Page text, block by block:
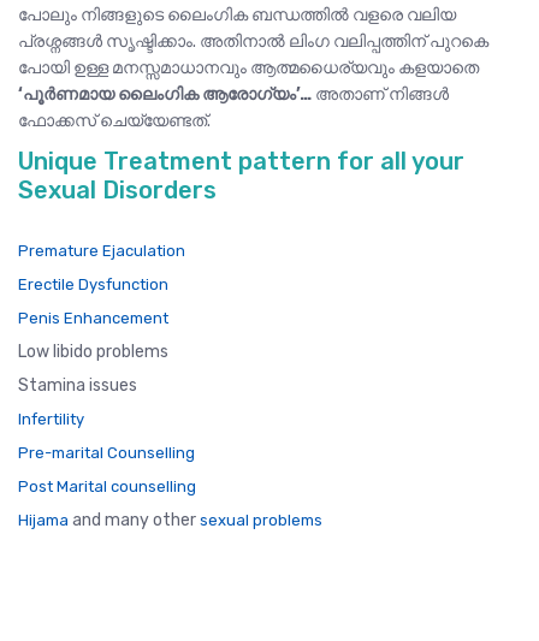
പോലും നിങ്ങളുടെ ലൈംഗിക ബന്ധത്തിൽ വളരെ വലിയ
പ്രശ്നങ്ങൾ സൃഷ്ടിക്കാം. അതിനാൽ ലിംഗ വലിപ്പത്തിന് പുറകെ
പോയി ഉള്ള മനസ്സമാധാനവും ആത്മധൈര്യവും കളയാതെ
‘പൂർണമായ ലൈംഗിക ആരോഗ്യം’… അതാണ് നിങ്ങൾ
ഫോക്കസ് ചെയ്യേണ്ടത്.
Unique Treatment pattern for all your
Sexual Disorders
Premature Ejaculation
Erectile Dysfunction
Penis Enhancement
Low libido problems
Stamina issues
Infertility
Pre-marital Counselling
Post Marital counselling
Hijama and many other sexual problems